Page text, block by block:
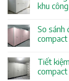
khu
So sánh
Tiết